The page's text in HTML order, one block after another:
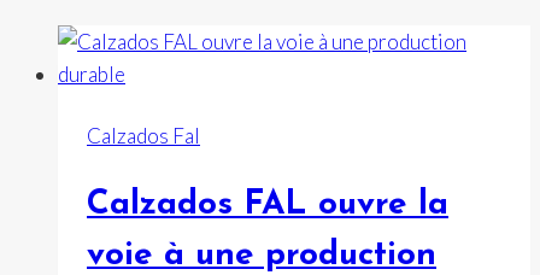
Calzados Fal
Calzados FAL ouvre la
voie à une production